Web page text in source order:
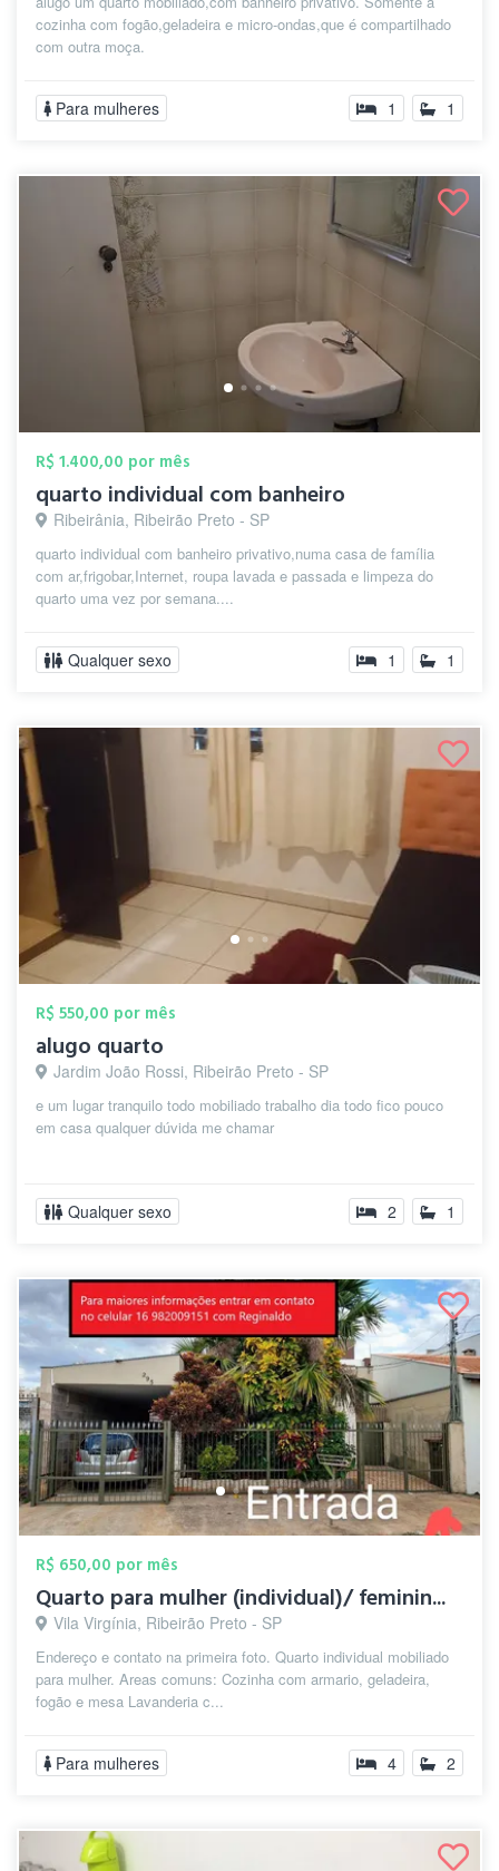
cozinha com fogão,geladeira e micro-ondas,que é compartilhado
com outra moça.
Para mulheres 1 1
R$ 1.400,00 por mês
quarto individual com banheiro
Ribeirânia, Ribeirão Preto - SP
quarto individual com banheiro privativo,numa casa de família
com ar,frigobar,Internet, roupa lavada e passada e limpeza do
quarto uma vez por semana....
Qualquer sexo 1 1
R$ 550,00 por mês
alugo quarto
Jardim João Rossi, Ribeirão Preto - SP
e um lugar tranquilo todo mobiliado trabalho dia todo fico pouco
em casa qualquer dúvida me chamar
Qualquer sexo 2 1
R$ 650,00 por mês
Quarto para mulher (individual)/ feminin...
Vila Virgínia, Ribeirão Preto - SP
Endereço e contato na primeira foto. Quarto individual mobiliado
para mulher. Areas comuns: Cozinha com armario, geladeira,
fogão e mesa Lavanderia c...
Para mulheres 4 2